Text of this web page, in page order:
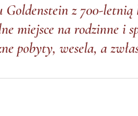
Goldenstein z 700-
miejsce na rodzinne i
pobyty, wesela, a